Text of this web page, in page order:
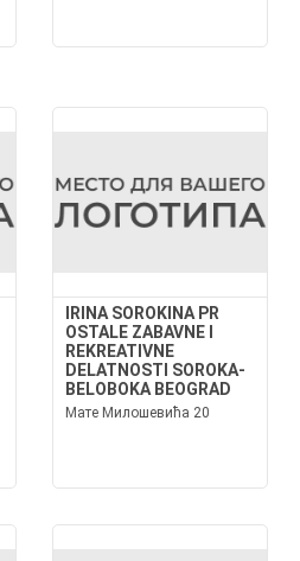
IRINA SOROKINA PR
OSTALE ZABAVNE I
REKREATIVNE
DELATNOSTI SOROKA-
BELOBOKA BEOGRAD
Мате Милошевића 20